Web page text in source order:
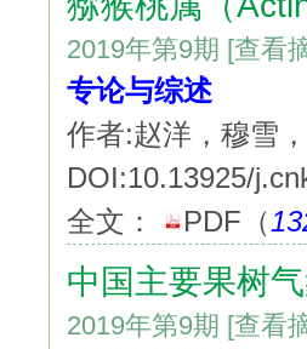
2019年第9期 [查看
专论与综述
作者:赵洋，穆雪
DOI:10.13925/
全文：
PDF （
中国主要果树
2019年第9期 [查看